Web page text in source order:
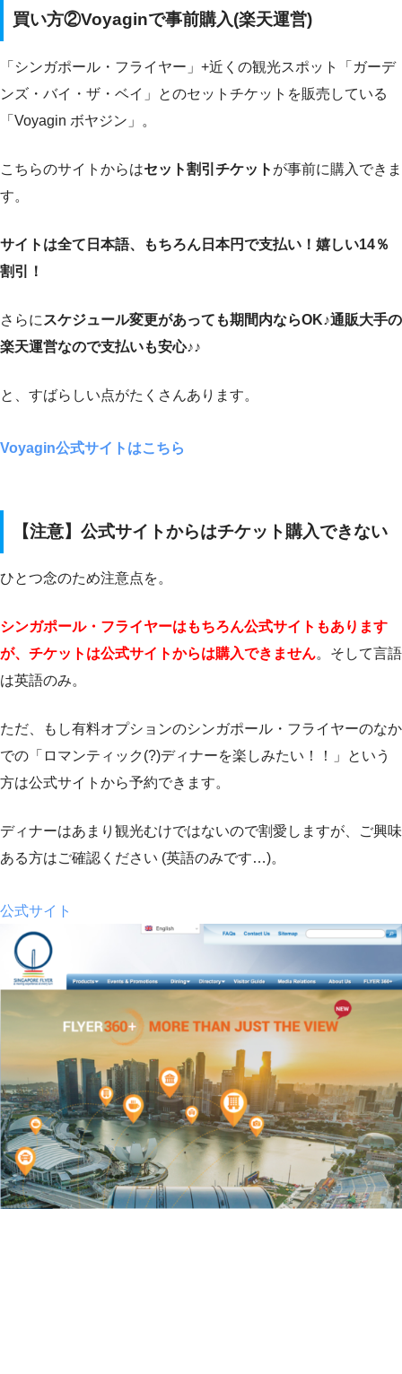
買い方②Voyaginで事前購入(楽天運営)
「シンガポール・フライヤー」+近くの観光スポット「ガーデ
ンズ・バイ・ザ・ベイ」とのセットチケットを販売している
「Voyagin ボヤジン」。
こちらのサイトからはセット割引チケット が事前に購入できま
す。
サイトは全て日本語、もちろん日本円で支払い！嬉しい14％
割引！
さらに スケジュール変更があっても期間内ならOK♪通販大手の
楽天運営なので支払いも安心♪♪
と、すばらしい点がたくさんあります。
Voyagin公式サイトはこちら
【注意】公式サイトからはチケット購入できない
ひとつ念のため注意点を。
シンガポール・フライヤーはもちろん公式サイトもあります
が、チケットは公式サイトからは購入できません。そして言語
は英語のみ。
ただ、もし有料オプションのシンガポール・フライヤーのなか
での「ロマンティック(?)ディナーを楽しみたい！！」という
方は公式サイトから予約できます。
ディナーはあまり観光むけではないので割愛しますが、ご興味
ある方はご確認ください (英語のみです…)。
公式サイト